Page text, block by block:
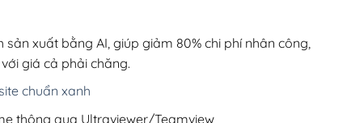
99,000₫.
xuất bằng AI, giúp giảm 80% chi phí nhân công,
giá cả phải chăng.
chuẩn xanh
thông qua Ultraviewer/Teamview